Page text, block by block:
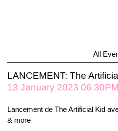
All
LANCEMENT: The
13 January 2023 06:30PM
Lancement de The Artificial Kid
& more